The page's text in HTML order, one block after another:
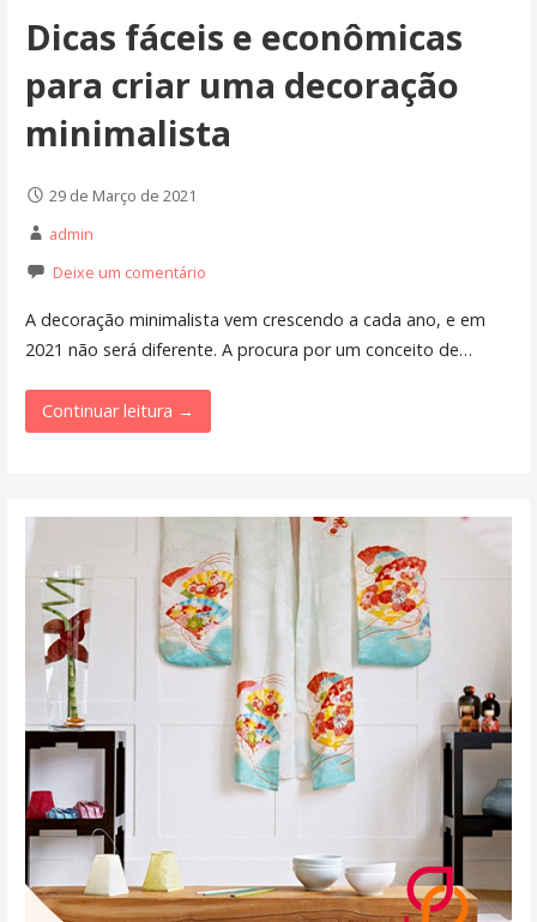
Dicas fáceis e econômicas
para criar uma decoração
minimalista
29 de Março de 2021
admin
Deixe um comentário
A decoração minimalista vem crescendo a cada ano, e em
2021 não será diferente. A procura por um conceito de…
Continuar leitura →